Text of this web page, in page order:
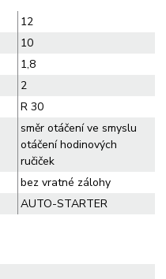
12
10
1,8
2
R 30
směr otáčení ve smyslu
otáčení hodinových
ručiček
bez vratné zálohy
AUTO-STARTER